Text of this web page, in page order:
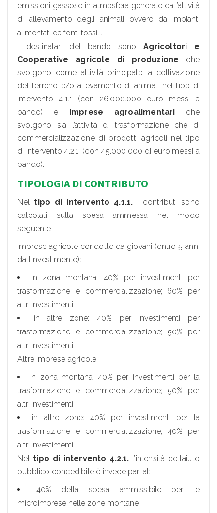
emissioni gassose in atmosfera generate dall’attività
di allevamento degli animali ovvero da impianti
alimentati da fonti fossili.
I destinatari del bando sonoAgricoltori e
Cooperative agricole di produzione che
svolgono come attività principale la coltivazione
del terreno e/o allevamento di animali nel tipo di
intervento 4.1.1 (con 26.000.000 euro messi a
bando) e Imprese agroalimentari che
svolgono sia l’attività di trasformazione che di
commercializzazione di prodotti agricoli nel tipo
di intervento 4.2.1. (con 45.000.000 di euro messi a
bando).
TIPOLOGIA DI CONTRIBUTO
Nel tipo di intervento 4.1.1. i contributi sono
calcolati sulla spesa ammessa nel modo
seguente:
Imprese agricole condotte da giovani (entro 5 anni
dall’investimento):
in zona montana: 40% per investimenti per
trasformazione e commercializzazione; 60% per
altri investimenti;
in altre zone: 40% per investimenti per
trasformazione e commercializzazione; 50% per
altri investimenti;
Altre Imprese agricole:
in zona montana: 40% per investimenti per la
trasformazione e commercializzazione; 50% per
altri investimenti;
in altre zone: 40% per investimenti per la
trasformazione e commercializzazione; 40% per
altri investimenti.
Nel tipo di intervento 4.2.1. l’intensità dell’aiuto
pubblico concedibile è invece pari al:
40% della spesa ammissibile per le
microimprese nelle zone montane;